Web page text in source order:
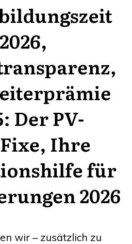
2026,
Der PV-
Ihre
für
2026
wir – zusätz­lich zu